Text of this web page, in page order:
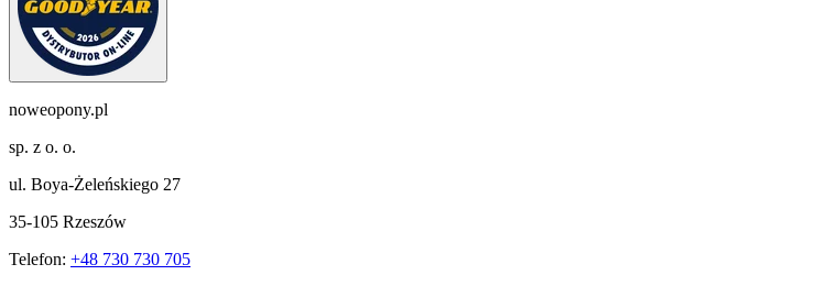
noweopony.pl
sp. z o. o.
ul. Boya-Żeleńskiego 27
35-105 Rzeszów
Telefon: +48 730 730 705